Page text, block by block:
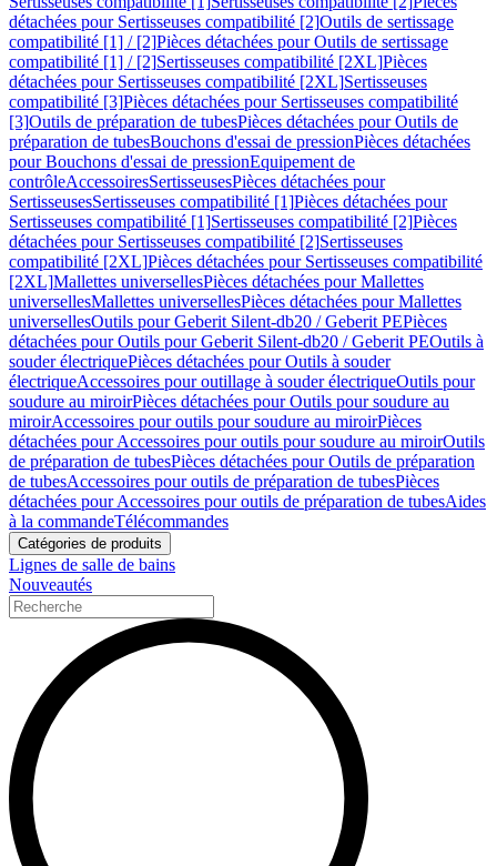
détachées pour Sertisseuses compatibilité [2]Outils de sertissage
compatibilité [1] / [2]Pièces détachées pour Outils de sertissage
compatibilité [1] / [2]Sertisseuses compatibilité [2XL]Pièces
détachées pour Sertisseuses compatibilité [2XL]Sertisseuses
compatibilité [3]Pièces détachées pour Sertisseuses compatibilité
[3]Outils de préparation de tubesPièces détachées pour Outils de
préparation de tubesBouchons d'essai de pressionPièces détachées
pour Bouchons d'essai de pressionEquipement de
contrôleAccessoiresSertisseusesPièces détachées pour
SertisseusesSertisseuses compatibilité [1]Pièces détachées pour
Sertisseuses compatibilité [1]Sertisseuses compatibilité [2]Pièces
détachées pour Sertisseuses compatibilité [2]Sertisseuses
compatibilité [2XL]Pièces détachées pour Sertisseuses compatibilité
[2XL]Mallettes universellesPièces détachées pour Mallettes
universellesMallettes universellesPièces détachées pour Mallettes
universellesOutils pour Geberit Silent-db20 / Geberit PEPièces
détachées pour Outils pour Geberit Silent-db20 / Geberit PEOutils à
souder électriquePièces détachées pour Outils à souder
électriqueAccessoires pour outillage à souder électriqueOutils pour
soudure au miroirPièces détachées pour Outils pour soudure au
miroirAccessoires pour outils pour soudure au miroirPièces
détachées pour Accessoires pour outils pour soudure au miroirOutils
de préparation de tubesPièces détachées pour Outils de préparation
de tubesAccessoires pour outils de préparation de tubesPièces
détachées pour Accessoires pour outils de préparation de tubesAides
à la commandeTélécommandes
Catégories de produits
Lignes de salle de bains
Nouveautés